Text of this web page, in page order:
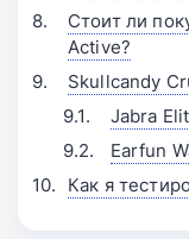
Стоит ли
Active?
Skullcandy
Jabra
Earfun
Как я